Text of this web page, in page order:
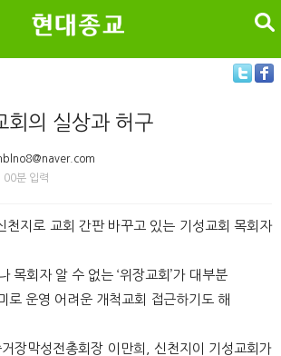
검색
회의 실상과 허구
분 입력
천지로 교회 간판 바꾸고 있는 기성교회 목회자
목회자 알 수 없는 ‘위장교회’가 대부분
로 운영 어려운 개척교회 접근하기도 해
장막성전총회장 이만희, 신천지이 기성교회가